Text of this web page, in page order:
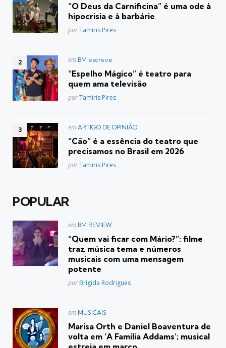
“O Deus da Carnificina” é uma ode à
hipocrisia e à barbárie
Posted
porTamiris Pires
Postado
em BM escreve
“Espelho Mágico” é teatro para
quem ama televisão
Posted
porTamiris Pires
Postado
em ARTIGO DE OPINIÃO
“Cão” é a essência do teatro que
precisamos no Brasil em 2026
Posted
porTamiris Pires
POPULAR
Postado
em BM REVIEW
“Quem vai ficar com Mário?”: filme
traz música tema e números
musicais com uma mensagem
potente
Posted
por Brígida Rodrigues
Postado
em MUSICAIS
Marisa Orth e Daniel Boaventura de
volta em ‘A Familia Addams’; musical